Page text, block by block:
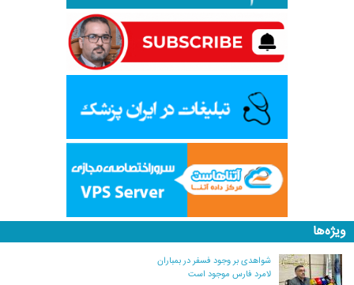
ویژه‌ها
شواهدی بر وجود فسفر در بمباران
لامرد فارس موجود است